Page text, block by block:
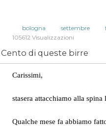
bologna settembre
105612 Visualizzazioni
Cento di queste birre
Carissimi,
stasera attacchiamo alla spina
Qualche mese fa abbiamo